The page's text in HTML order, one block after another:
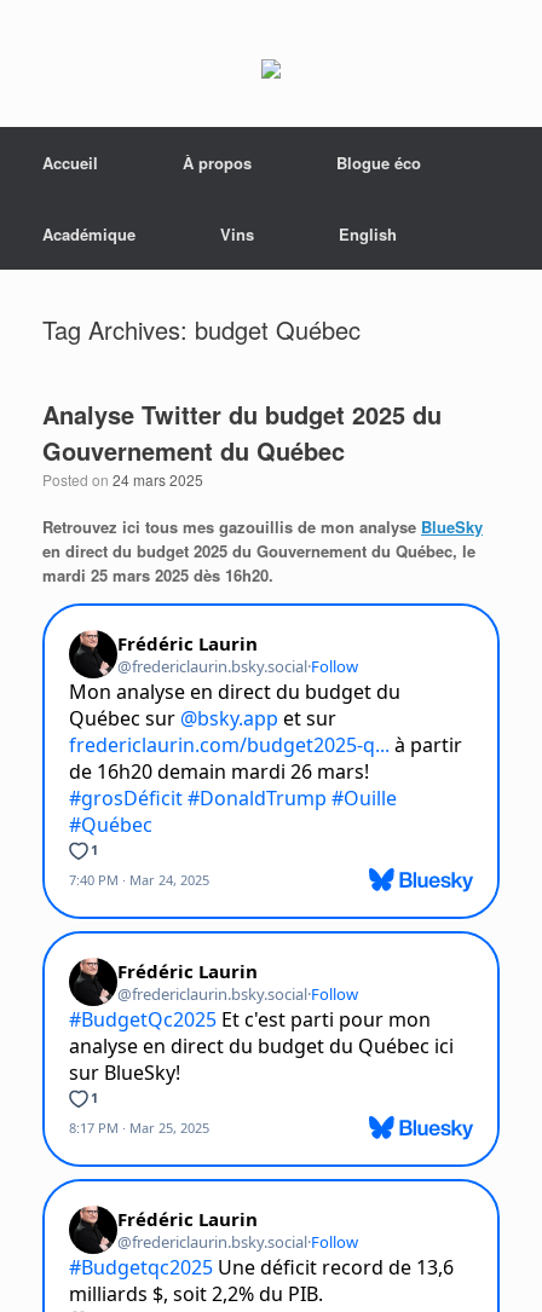
Accueil
À propos Blogue éco
Académique Vins English
Tag Archives: budget Québec
Analyse Twitter du budget 2025 du
Gouvernement du Québec
Posted on 24 mars 2025
Retrouvez ici tous mes gazouillis de mon analyse BlueSky
en direct du budget 2025 du Gouvernement du Québec, le
mardi 25 mars 2025 dès 16h20.